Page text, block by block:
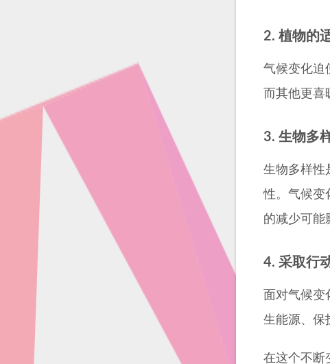
2. 植物的
气候变化迫
而其他更喜
3. 生物多
生物多样性
性。气候变
的减少可能
4. 采取行
面对气候变
生能源、保
在这个不断